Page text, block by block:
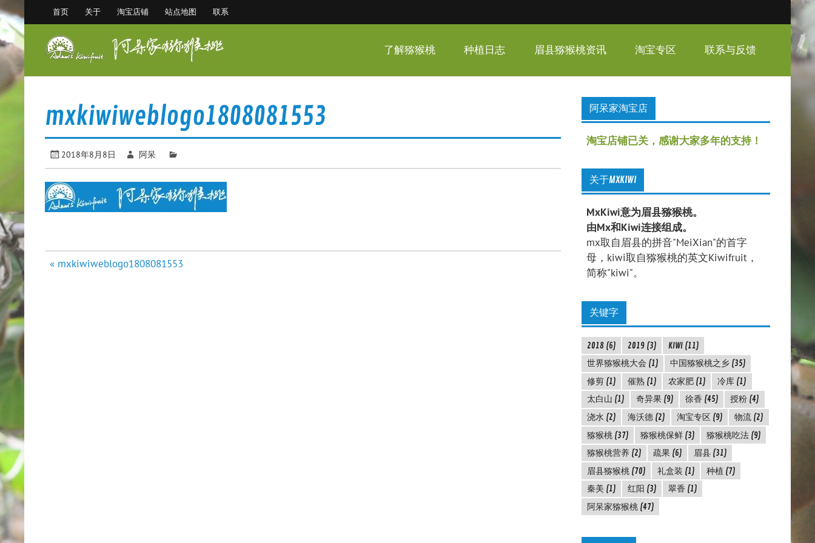
to
content
首页 关于 淘宝店铺 站点地图 联系
阿呆家猕猴桃了解猕猴桃 种植日志 眉县猕猴桃资讯 淘宝专区 联系与反馈
mxkiwiweblogo1808081553
2018年8月8日 阿呆
文
« mxkiwiweblogo1808081553
阿呆家淘宝店
淘宝店铺已关，感谢大家多年的支持！
关于MXKIWI
MxKiwi意为眉县猕猴桃。
由Mx和Kiwi连接组成。
mx取自眉县的拼音"MeiXian"的首字
母，kiwi取自猕猴桃的英文Kiwifruit，
简称"kiwi"。
关键字
2018(6) 2019(3) KIWI(11)
世界猕猴桃大会 (1) 中国猕猴桃之乡(35)
修剪(1) 催熟(1) 农家肥(1) 冷库 (1)
太白山 (1) 奇异果 (9) 徐香 (45) 授粉 (4)
浇水(2) 海沃德(2) 淘宝专区(9) 物流 (2)
猕猴桃(37) 猕猴桃保鲜(3) 猕猴桃吃法(9)
猕猴桃营养(2) 疏果 (6) 眉县(31)
眉县猕猴桃(70) 礼盒装 (1) 种植 (7)
秦美 (1) 红阳 (3) 翠香 (1)
阿呆家猕猴桃(47)